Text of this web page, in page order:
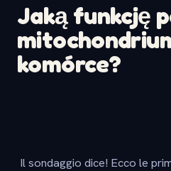
Jaką funkcję
komórce?
Il sondaggio dice! Ecco le